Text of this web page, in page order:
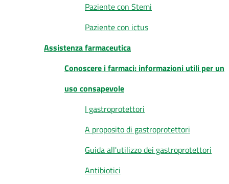
Paziente con Stemi
Paziente con ictus
Assistenza farmaceutica
Conoscere i farmaci: informazioni utili per un
uso consapevole
I gastroprotettori
A proposito di gastroprotettori
Guida all'utilizzo dei gastroprotettori
Antibiotici